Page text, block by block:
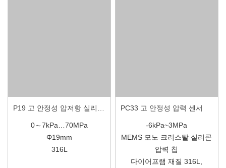
P19 고 안정성 압저항 실리콘 압력 센서
0～7kPa…70MPa
Φ19mm
316L
PC33 고 안정성 압력 센서
-6kPa~3MPa
MEMS 모노 크리스탈 실리콘
압력 칩
다이어프램 재질 316L,